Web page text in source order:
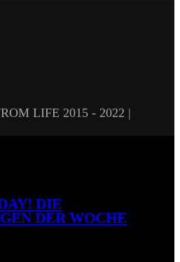
LIFE 2015 - 2022 |
DIE
DER WOCHE